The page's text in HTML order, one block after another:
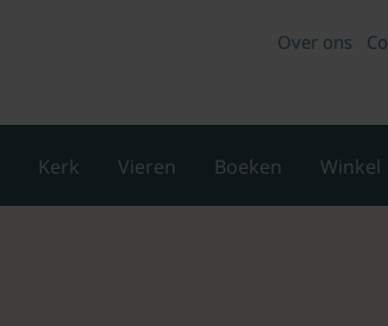
Over ons
Kerk Vieren Boeken Winkel